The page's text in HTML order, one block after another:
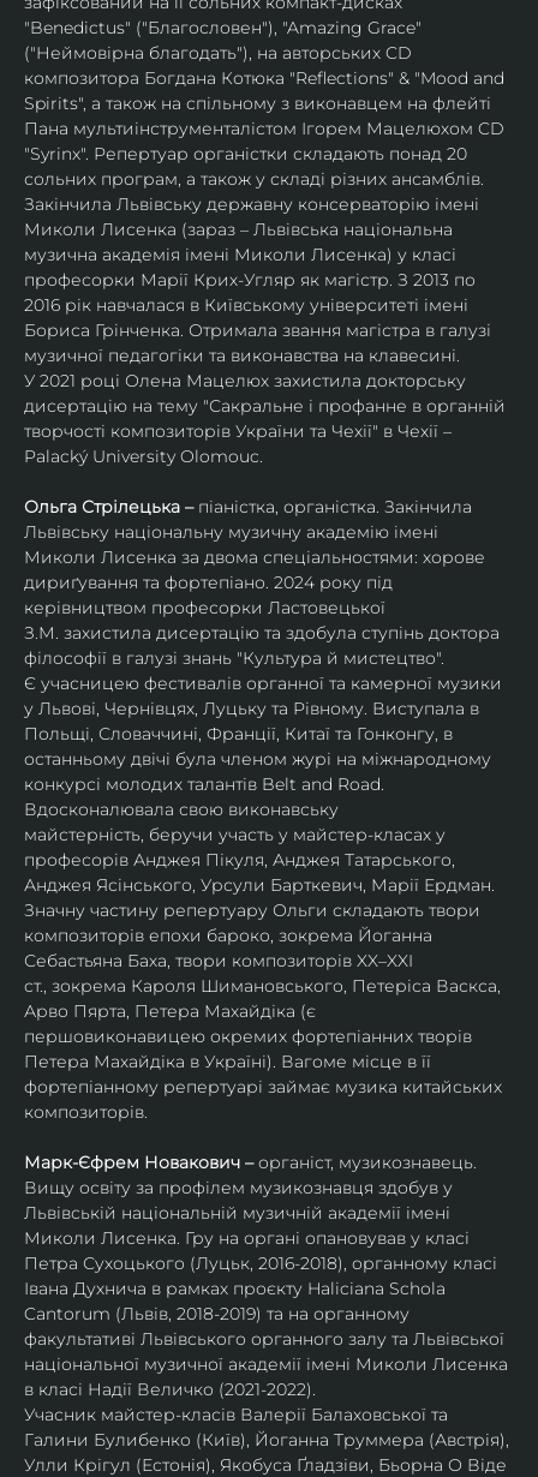
"Benedictus" ("Благословен"), "Amazing Grace"
("Неймовірна благодать"), на авторських CD
композитора Богдана Котюка "Reflections" & "Mood and
Spirits", а також на спільному з виконавцем на флейті
Пана мультиінструменталістом Ігорем Мацелюхом CD
"Syrinx". Репертуар органістки складають понад 20
сольних програм, а також у складі різних ансамблів.
Закінчила Львівську державну консерваторію імені
Миколи Лисенка (зараз – Львівська національна
музична академія імені Миколи Лисенка) у класі
професорки Марії Крих-Угляр як магістр. З 2013 по
2016 рік навчалася в Київському університеті імені
Бориса Грінченка. Отримала звання магістра в галузі
музичної педагогіки та виконавства на клавесині.
У 2021 році Олена Мацелюх захистила докторську
дисертацію на тему "Сакральне і профанне в органній
творчості композиторів України та Чехії" в Чехії –
Palacký University Olomouc.
Ольга Стрілецька – піаністка, органістка. Закінчила
Львівську національну музичну академію імені
Миколи Лисенка за двома спеціальностями: хорове
дириґування та фортепіано. 2024 року під
керівництвом професорки Ластовецької
З.М. захистила дисертацію та здобула ступінь доктора
філософії в галузі знань "Культура й мистецтво".
Є учасницею фестивалів органної та камерної музики
у Львові, Чернівцях, Луцьку та Рівному. Виступала в
Польщі, Словаччині, Франції, Китаї та Гонконгу, в
останньому двічі була членом журі на міжнародному
конкурсі молодих талантів Belt and Road.
Вдосконалювала свою виконавську
майстерність, беручи участь у майстер-класах у
професорів Анджея Пікуля, Анджея Татарського,
Анджея Ясінського, Урсули Барткевич, Марії Ердман.
Значну частину репертуару Ольги складають твори
композиторів епохи бароко, зокрема Йоганна
Себастьяна Баха, твори композиторів XX–XXI
ст., зокрема Кароля Шимановського, Петеріса Васкса,
Арво Пярта, Петера Махайдіка (є
першовиконавицею окремих фортепіанних творів
Петера Махайдіка в Україні). Вагоме місце в її
фортепіанному репертуарі займає музика китайських
композиторів.
Марк-Єфрем Новакович – органіст, музикознавець.
Вищу освіту за профілем музикознавця здобув у
Львівській національній музичній академії імені
Миколи Лисенка. Гру на органі опановував у класі
Петра Сухоцького (Луцьк, 2016-2018), органному класі
Івана Духнича в рамках проєкту Haliciana Schola
Cantorum (Львів, 2018-2019) та на органному
факультативі Львівського органного залу та Львівської
національної музичної академії імені Миколи Лисенка
в класі Надії Величко (2021-2022).
Учасник майстер-класів Валерії Балаховської та
Галини Булибенко (Київ), Йоганна Труммера (Австрія),
Улли Крігул (Естонія), Якобуса Ґладзіви, Бьорна О Віде